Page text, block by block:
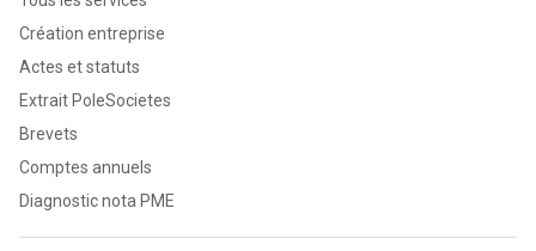
Création entreprise
Actes et statuts
Extrait PoleSocietes
Brevets
Comptes annuels
Diagnostic nota PME